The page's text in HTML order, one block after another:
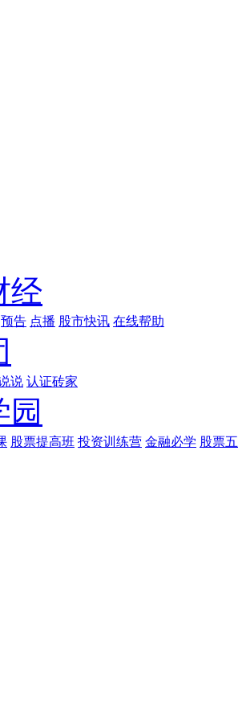
经
预告 点播 股市快讯 在线帮助
说 认证砖家
园
股票提高班 投资训练营 金融必学 股票